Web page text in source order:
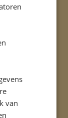
kopje
van